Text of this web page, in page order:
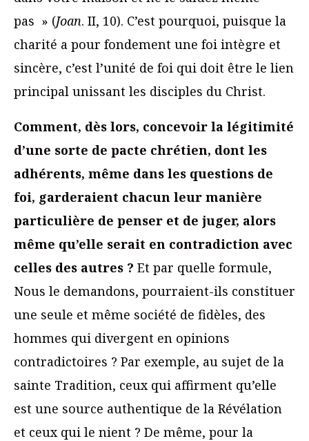
pas » (Joan. II, 10). C’est pourquoi, puisque la
charité a pour fondement une foi intègre et
sincère, c’est l’unité de foi qui doit être le lien
principal unissant les disciples du Christ.
Comment, dès lors, concevoir la légitimité
d’une sorte de pacte chrétien, dont les
adhérents, même dans les questions de
foi, garderaient chacun leur manière
particulière de penser et de juger, alors
même qu’elle serait en contradiction avec
celles des autres ? Et par quelle formule,
Nous le demandons, pourraient-ils constituer
une seule et même société de fidèles, des
hommes qui divergent en opinions
contradictoires ? Par exemple, au sujet de la
sainte Tradition, ceux qui affirment qu’elle
est une source authentique de la Révélation
et ceux qui le nient ? De même, pour la